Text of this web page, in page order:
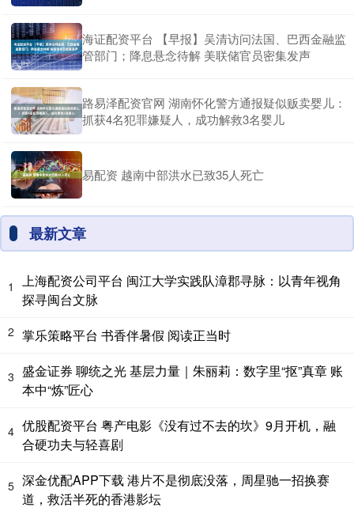
海证配资平台 【早报】吴清访问法国、巴西金融监
管部门；降息悬念待解 美联储官员密集发声
路易泽配资官网 湖南怀化警方通报疑似贩卖婴儿：
抓获4名犯罪嫌疑人，成功解救3名婴儿
易配资 越南中部洪水已致35人死亡
最新文章
1
上海配资公司平台 闽江大学实践队漳郡寻脉：以青年视角
探寻闽台文脉
2 掌乐策略平台 书香伴暑假 阅读正当时
3 盛金证券 聊统之光 基层力量｜朱丽莉：数字里“抠”真章 账
本中“炼”匠心
4 优股配资平台 粤产电影《没有过不去的坎》9月开机，融
合硬功夫与轻喜剧
5 深金优配APP下载 港片不是彻底没落，周星驰一招换赛
道，救活半死的香港影坛